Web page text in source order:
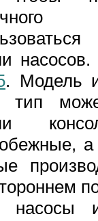
. Модель
тип
а
насосы